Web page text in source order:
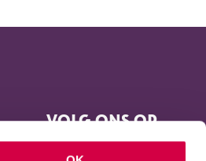
VOLG ONS OP